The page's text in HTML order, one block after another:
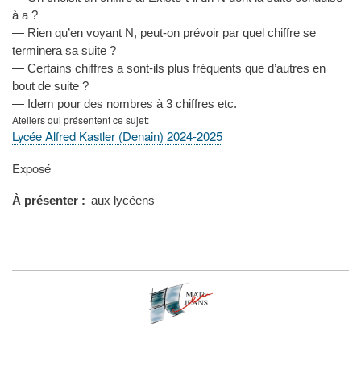
à a ?
— Rien qu’en voyant N, peut-on prévoir par quel chiffre se
terminera sa suite ?
— Certains chiffres a sont-ils plus fréquents que d’autres en
bout de suite ?
— Idem pour des nombres à 3 chiffres etc.
Ateliers qui présentent ce sujet
Lycée Alfred Kastler (Denain) 2024-2025
Type
présentation
Exposé
À présenter aux lycéens